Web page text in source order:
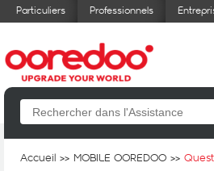
Particuliers Professionnels
Accueil MOBILE OOREDOO